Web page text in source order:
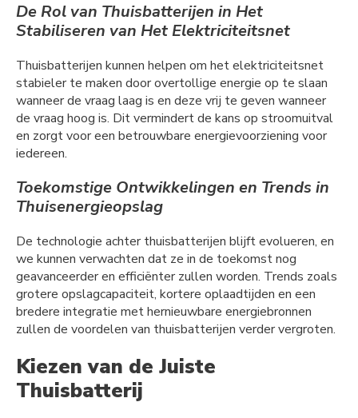
De Rol van Thuisbatterijen in Het
Stabiliseren van Het Elektriciteitsnet
Thuisbatterijen kunnen helpen om het elektriciteitsnet
stabieler te maken door overtollige energie op te slaan
wanneer de vraag laag is en deze vrij te geven wanneer
de vraag hoog is. Dit vermindert de kans op stroomuitval
en zorgt voor een betrouwbare energievoorziening voor
iedereen.
Toekomstige Ontwikkelingen en Trends in
Thuisenergieopslag
De technologie achter thuisbatterijen blijft evolueren, en
we kunnen verwachten dat ze in de toekomst nog
geavanceerder en efficiënter zullen worden. Trends zoals
grotere opslagcapaciteit, kortere oplaadtijden en een
bredere integratie met hernieuwbare energiebronnen
zullen de voordelen van thuisbatterijen verder vergroten.
Kiezen van de Juiste
Thuisbatterij